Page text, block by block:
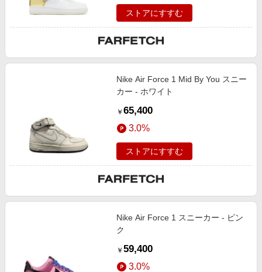
ストアにすすむ
Nike Air Force 1 Mid By You スニー
カー - ホワイト
￥ 65,400
3.0%
ストアにすすむ
Nike Air Force 1 スニーカー - ピン
ク
￥ 59,400
3.0%